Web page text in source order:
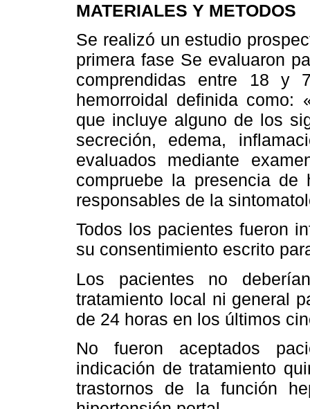
MATERIALES Y METODOS
Se realizó un estudio
primera fase Se evaluaron
comprendidas entre 18 y
hemorroidal definida como:
que incluye alguno de los
secreción, edema,
evaluados mediante
compruebe la presencia
responsables de la
Todos los pacientes fueron
su consentimiento escrito
Los pacientes no
tratamiento local ni general
de 24 horas en los últimos
No fueron aceptados
indicación de tratamiento
trastornos de la función